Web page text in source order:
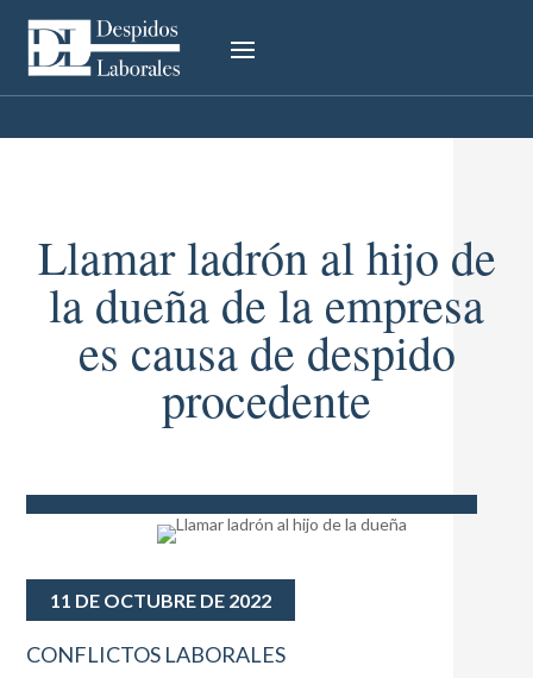
Llamar ladrón al hijo de
la dueña de la empresa
es causa de despido
procedente
11 DE OCTUBRE DE 2022
CONFLICTOS LABORALES